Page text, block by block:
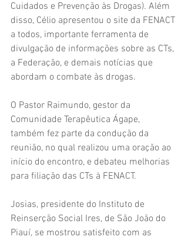
Cuidados e Prevenção às Drogas). Além
disso, Célio apresentou o site da FENACT
a todos, importante ferramenta de
divulgação de informações sobre as CTs,
a Federação, e demais notícias que
abordam o combate às drogas.
O Pastor Raimundo, gestor da
Comunidade Terapêutica Ágape,
também fez parte da condução da
reunião, no qual realizou uma oração ao
início do encontro, e debateu melhorias
para filiação das CTs à FENACT.
Josias, presidente do Instituto de
Reinserção Social Ires, de São João do
Piauí, se mostrou satisfeito com as